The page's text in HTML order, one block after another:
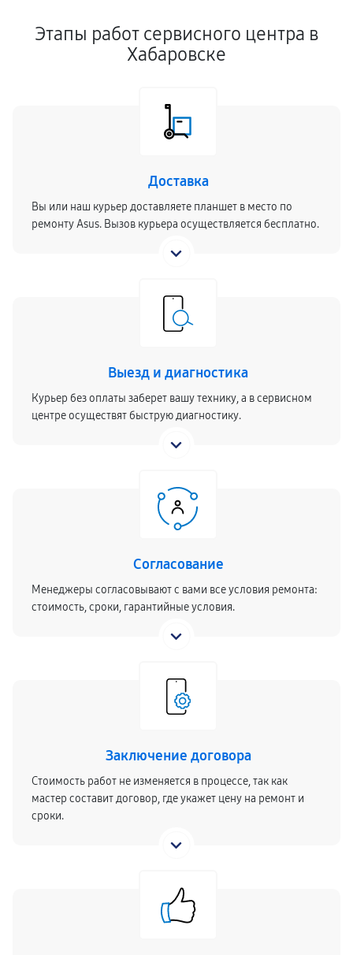
Этапы работ сервисного центра в
Хабаровске
Доставка
Вы или наш курьер доставляете планшет в место по
ремонту Asus. Вызов курьера осуществляется бесплатно.
Выезд и диагностика
Курьер без оплаты заберет вашу технику, а в сервисном
центре осуществят быструю диагностику.
Согласование
Менеджеры согласовывают с вами все условия ремонта:
стоимость, сроки, гарантийные условия.
Заключение договора
Стоимость работ не изменяется в процессе, так как
мастер составит договор, где укажет цену на ремонт и
сроки.